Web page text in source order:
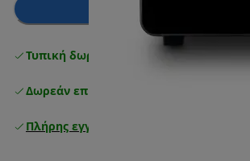
Τυπική δωρεάν παράδοση άνω των 49 €
Δωρεάν επιστροφές
Πλήρης εγγύηση κατασκευαστή